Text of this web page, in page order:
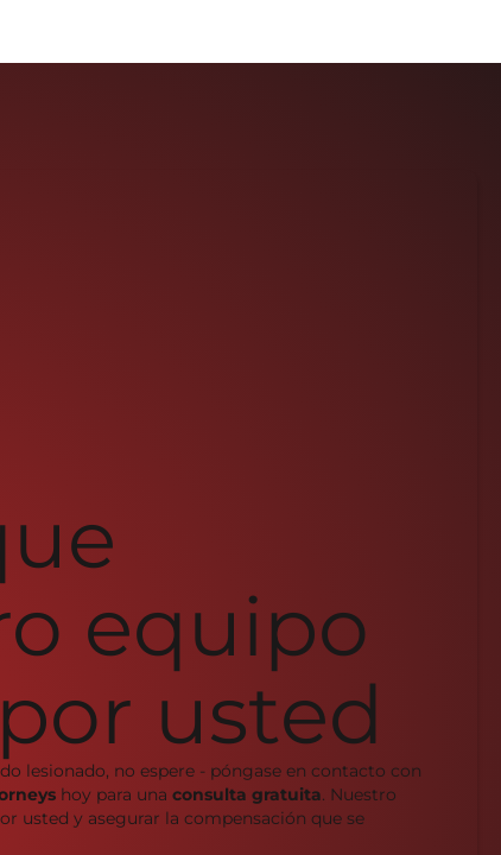
equipo
usted
lesionado, no espere - póngase en contacto con
hoy para una consulta gratuita. Nuestro
usted y asegurar la compensación que se